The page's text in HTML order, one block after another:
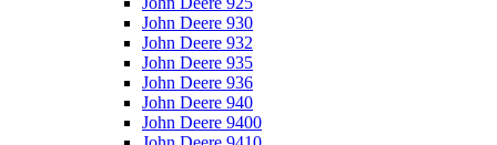
John Deere 930
John Deere 932
John Deere 935
John Deere 936
John Deere 940
John Deere 9400